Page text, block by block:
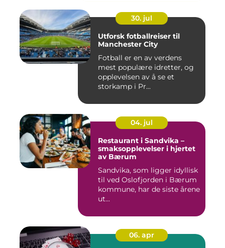
30. jul
Utforsk fotballreiser til
Manchester City
Fotball er en av verdens
mest populære idretter, og
opplevelsen av å se et
storkamp i Pr...
04. jul
Restaurant i Sandvika –
smaksopplevelser i hjertet
av Bærum
Sandvika, som ligger idyllisk
til ved Oslofjorden i Bærum
kommune, har de siste årene
ut...
06. apr